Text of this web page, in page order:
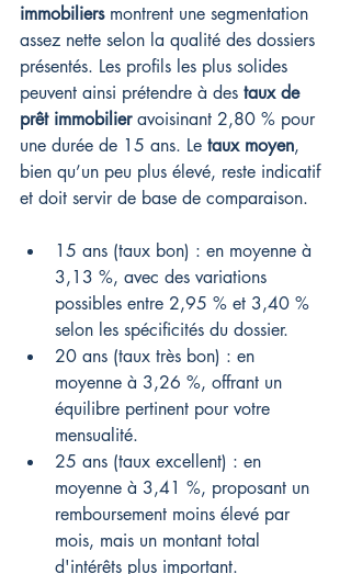
immobiliers montrent une segmentation
assez nette selon la qualité des dossiers
présentés. Les profils les plus solides
peuvent ainsi prétendre à des taux de
prêt immobilier avoisinant 2,80 % pour
une durée de 15 ans. Le taux moyen,
bien qu’un peu plus élevé, reste indicatif
et doit servir de base de comparaison.
15 ans (taux bon) : en moyenne à
3,13 %, avec des variations
possibles entre 2,95 % et 3,40 %
selon les spécificités du dossier.
20 ans (taux très bon) : en
moyenne à 3,26 %, offrant un
équilibre pertinent pour votre
mensualité.
25 ans (taux excellent) : en
moyenne à 3,41 %, proposant un
remboursement moins élevé par
mois, mais un montant total
d'intérêts plus important.